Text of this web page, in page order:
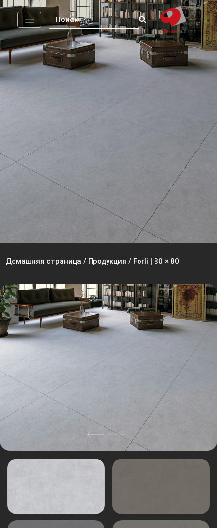
Домашняя страница / Продукция / Forli | 80 × 80